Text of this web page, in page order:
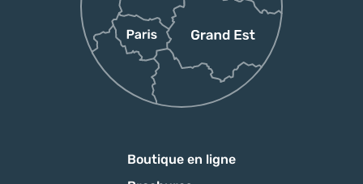
Boutique en ligne